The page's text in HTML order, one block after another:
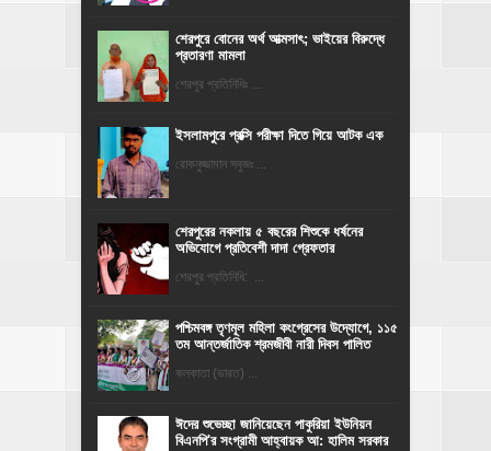
শেরপুরে বোনের অর্থ আত্মসাৎ; ভাইয়ের বিরুদ্ধে
প্রতারণা মামলা
শেরপুর প্রতিনিধিঃ ...
ইসলামপুরে প্রক্সি পরীক্ষা দিতে গিয়ে আটক এক
রোকনুজ্জামান সবুজঃ ...
শেরপুরের নকলায় ৫ বছরের শিশুকে ধর্ষনের
অভিযোগে প্রতিবেশী দাদা গ্রেফতার
শেরপুর প্রতিনিধি: ...
পশ্চিমবঙ্গ তৃণমূল মহিলা কংগ্রেসের উদ্যোগে, ১১৫
তম আন্তর্জাতিক শ্রমজীবী নারী দিবস পালিত
কলকাতা (ভারত) ...
ঈদের শুভেচ্ছা জানিয়েছেন পাকুরিয়া ইউনিয়ন
বিএনপি'র সংগ্রামী আহ্বায়ক আ: হালিম সরকার